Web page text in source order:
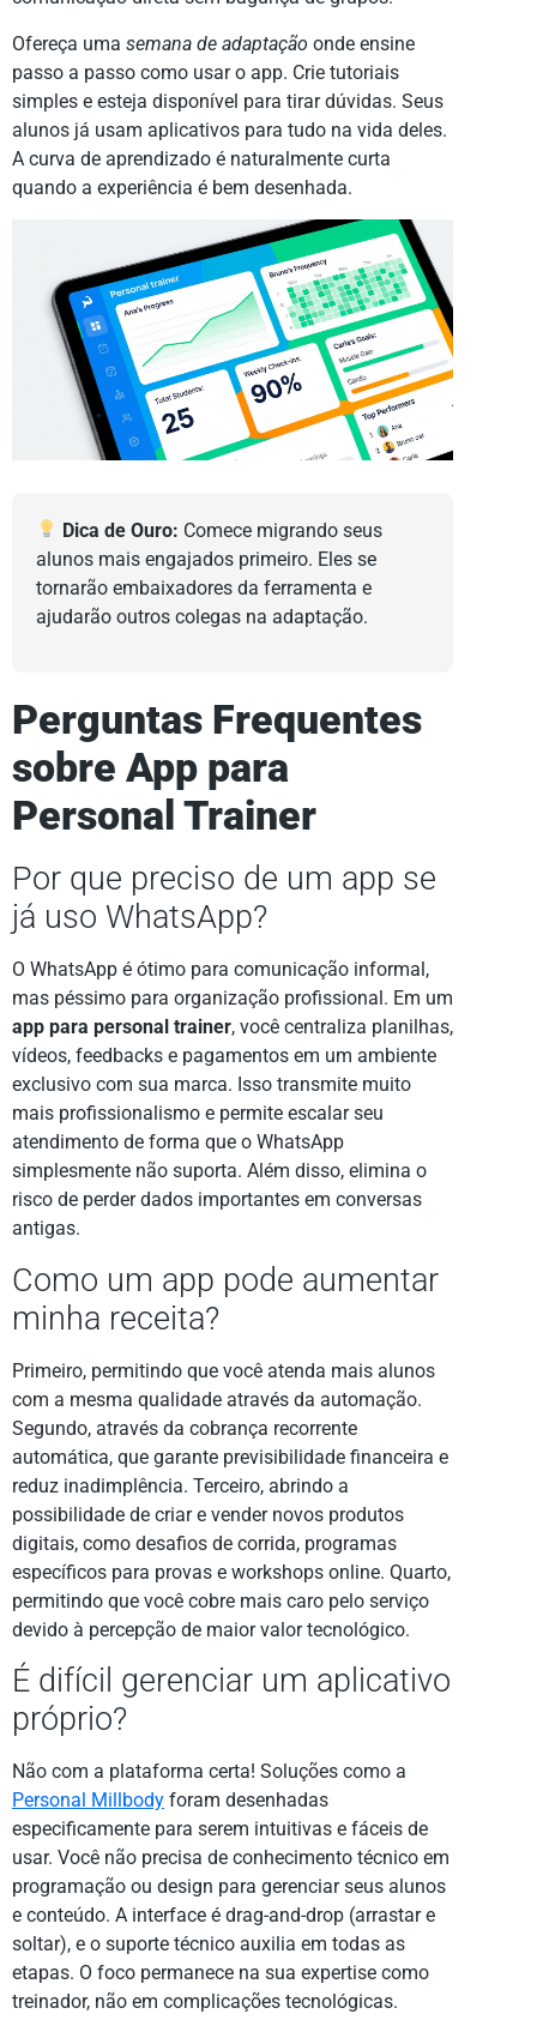
Ofereça uma semana de adaptação onde ensine
passo a passo como usar o app. Crie tutoriais
simples e esteja disponível para tirar dúvidas. Seus
alunos já usam aplicativos para tudo na vida deles.
A curva de aprendizado é naturalmente curta
quando a experiência é bem desenhada.
Dica de Ouro: Comece migrando seus
alunos mais engajados primeiro. Eles se
tornarão embaixadores da ferramenta e
ajudarão outros colegas na adaptação.
Perguntas Frequentes
sobre App para
Personal Trainer
Por que preciso de um app se
já uso WhatsApp?
O WhatsApp é ótimo para comunicação informal,
mas péssimo para organização profissional. Em um
app para personal trainer, você centraliza planilhas,
vídeos, feedbacks e pagamentos em um ambiente
exclusivo com sua marca. Isso transmite muito
mais profissionalismo e permite escalar seu
atendimento de forma que o WhatsApp
simplesmente não suporta. Além disso, elimina o
risco de perder dados importantes em conversas
antigas.
Como um app pode aumentar
minha receita?
Primeiro, permitindo que você atenda mais alunos
com a mesma qualidade através da automação.
Segundo, através da cobrança recorrente
automática, que garante previsibilidade financeira e
reduz inadimplência. Terceiro, abrindo a
possibilidade de criar e vender novos produtos
digitais, como desafios de corrida, programas
específicos para provas e workshops online. Quarto,
permitindo que você cobre mais caro pelo serviço
devido à percepção de maior valor tecnológico.
É difícil gerenciar um aplicativo
próprio?
Não com a plataforma certa! Soluções como a
Personal Millbody foram desenhadas
especificamente para serem intuitivas e fáceis de
usar. Você não precisa de conhecimento técnico em
programação ou design para gerenciar seus alunos
e conteúdo. A interface é drag-and-drop (arrastar e
soltar), e o suporte técnico auxilia em todas as
etapas. O foco permanece na sua expertise como
treinador, não em complicações tecnológicas.